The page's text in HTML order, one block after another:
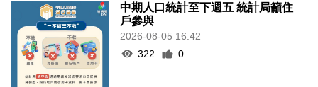
中期人口統計至下週五 統計局籲住
戶參與
2026-08-05 16:42
322
0